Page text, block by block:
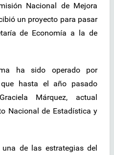
Nacional de Mejora
un proyecto para pasar
de Economía a la de
ha sido operado por
que hasta el año pasado
Márquez, actual
Nacional de Estadística y
de las estrategias del